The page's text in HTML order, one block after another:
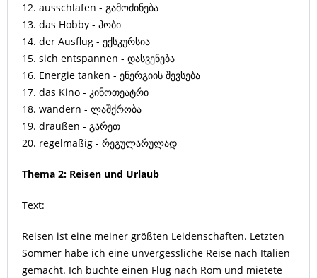
12. ausschlafen - გამოძინება
13. das Hobby - ჰობი
14. der Ausflug - ექსკურსია
15. sich entspannen - დასვენება
16. Energie tanken - ენერგიის შევსება
17. das Kino - კინოთეატრი
18. wandern - ლაშქრობა
19. draußen - გარეთ
20. regelmäßig - რეგულარულად
Thema 2: Reisen und Urlaub
Text:
Reisen ist eine meiner größten Leidenschaften. Letzten
Sommer habe ich eine unvergessliche Reise nach Italien
gemacht. Ich buchte einen Flug nach Rom und mietete